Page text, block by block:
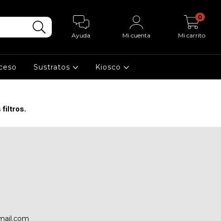
Ayuda Mi cuenta Mi carrito
0
Sustratos Kiosco
filtros.